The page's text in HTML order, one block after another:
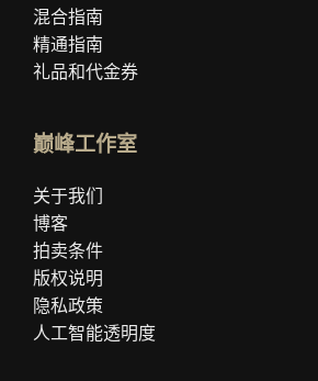
混合指南
精通指南
礼品和代金券
巅峰工作室
关于我们
博客
拍卖条件
版权说明
隐私政策
人工智能透明度